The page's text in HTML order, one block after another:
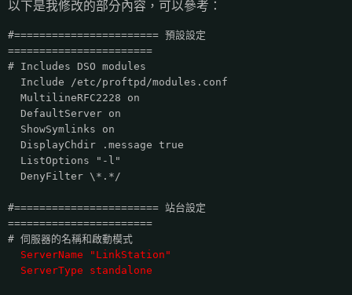
以下是我修改的部分內容，可以參考：
#======================= 預設設定
=======================
# Includes DSO modules
Include /etc/proftpd/modules.conf
MultilineRFC2228 on
DefaultServer on
ShowSymlinks on
DisplayChdir .message true
ListOptions "-l"
DenyFilter \*.*/
#======================= 站台設定
=======================
# 伺服器的名稱和啟動模式
ServerName "LinkStation"
ServerType standalone